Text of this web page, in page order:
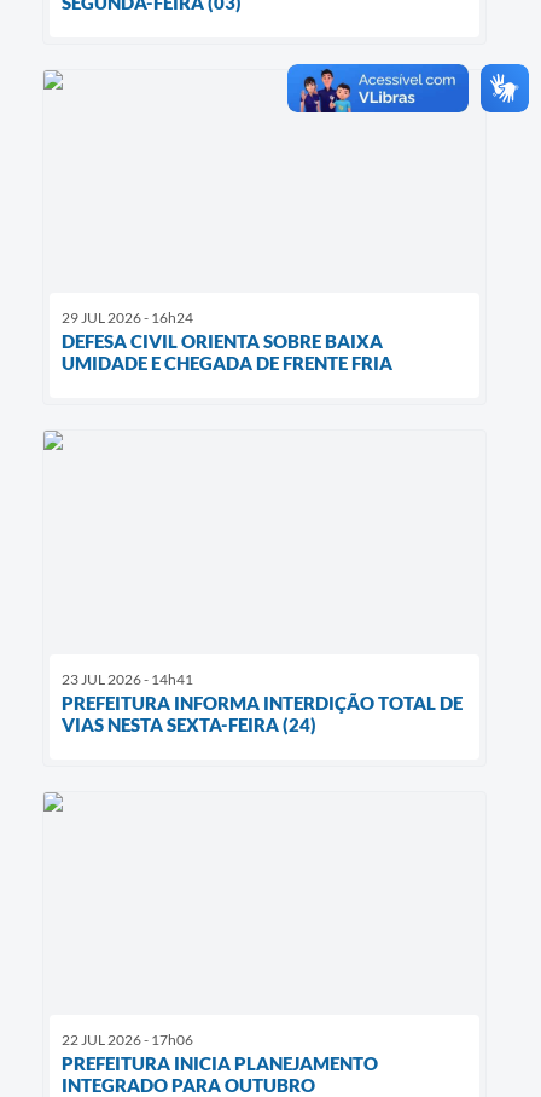
29 JUL 2026 - 16h24
DEFESA CIVIL ORIENTA SOBRE BAIXA
UMIDADE E CHEGADA DE FRENTE FRIA
23 JUL 2026 - 14h41
PREFEITURA INFORMA INTERDIÇÃO TOTAL DE
VIAS NESTA SEXTA-FEIRA (24)
22 JUL 2026 - 17h06
PREFEITURA INICIA PLANEJAMENTO
INTEGRADO PARA OUTUBRO